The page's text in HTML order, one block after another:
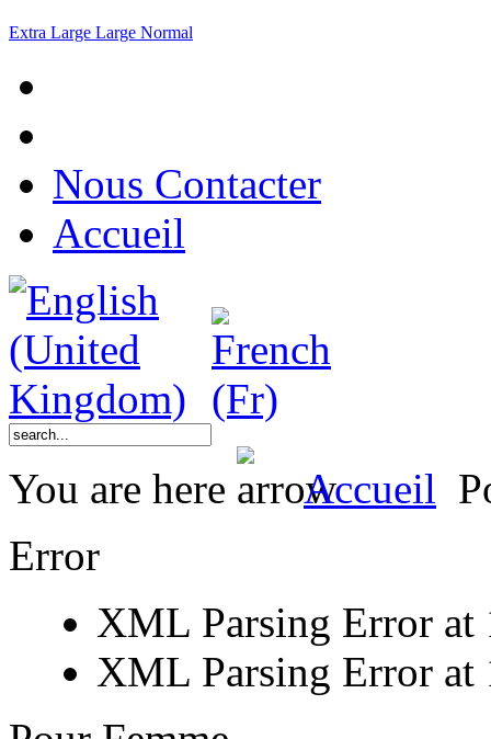
Extra Large Large Normal
Nous Contacter
Accueil
You are here Accueil
Error
XML Parsing Error at
XML Parsing Error at